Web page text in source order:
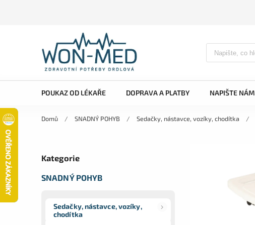
POUKAZ OD LÉKAŘE DOPRAVA A PLATBY NAPIŠTE NÁM
Domů / SNADNÝ POHYB / Sedačky, nástavce, vozíky, chodítka /
Kategorie
SNADNÝ POHYB
Sedačky, nástavce, vozíky,
chodítka